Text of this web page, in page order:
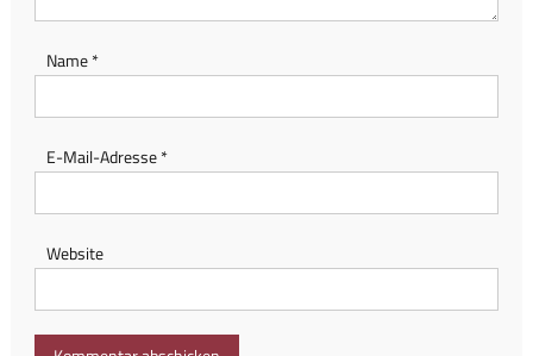
Name*
E-Mail-Adresse*
Website